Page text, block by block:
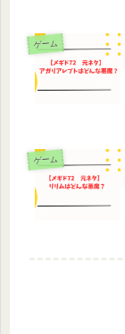
ゲーム
ゲーム